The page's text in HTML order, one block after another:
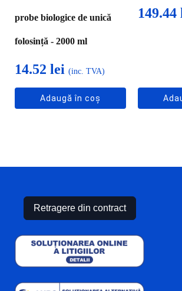
probe biologice de unică
folosință - 2000 ml
14.52 lei (inc. TVA)
Adaugă în coș
149.44
Retragere din contract